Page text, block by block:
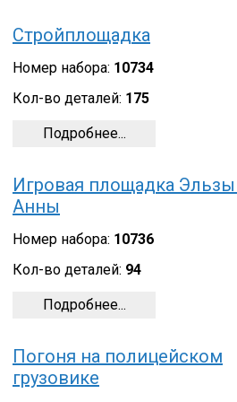
Стройплощадка
Номер набора: 10734
Кол-во деталей: 175
Подробнее...
Игровая площадка
Анны
Номер набора: 10736
Кол-во деталей: 94
Подробнее...
Погоня на полицейском
грузовике